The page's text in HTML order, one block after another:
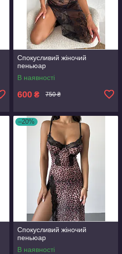
Спокусливий жіночий
пеньюар
В наявності
600 ₴ 750 ₴
–20%
Спокусливий жіночий
пеньюар
В наявності